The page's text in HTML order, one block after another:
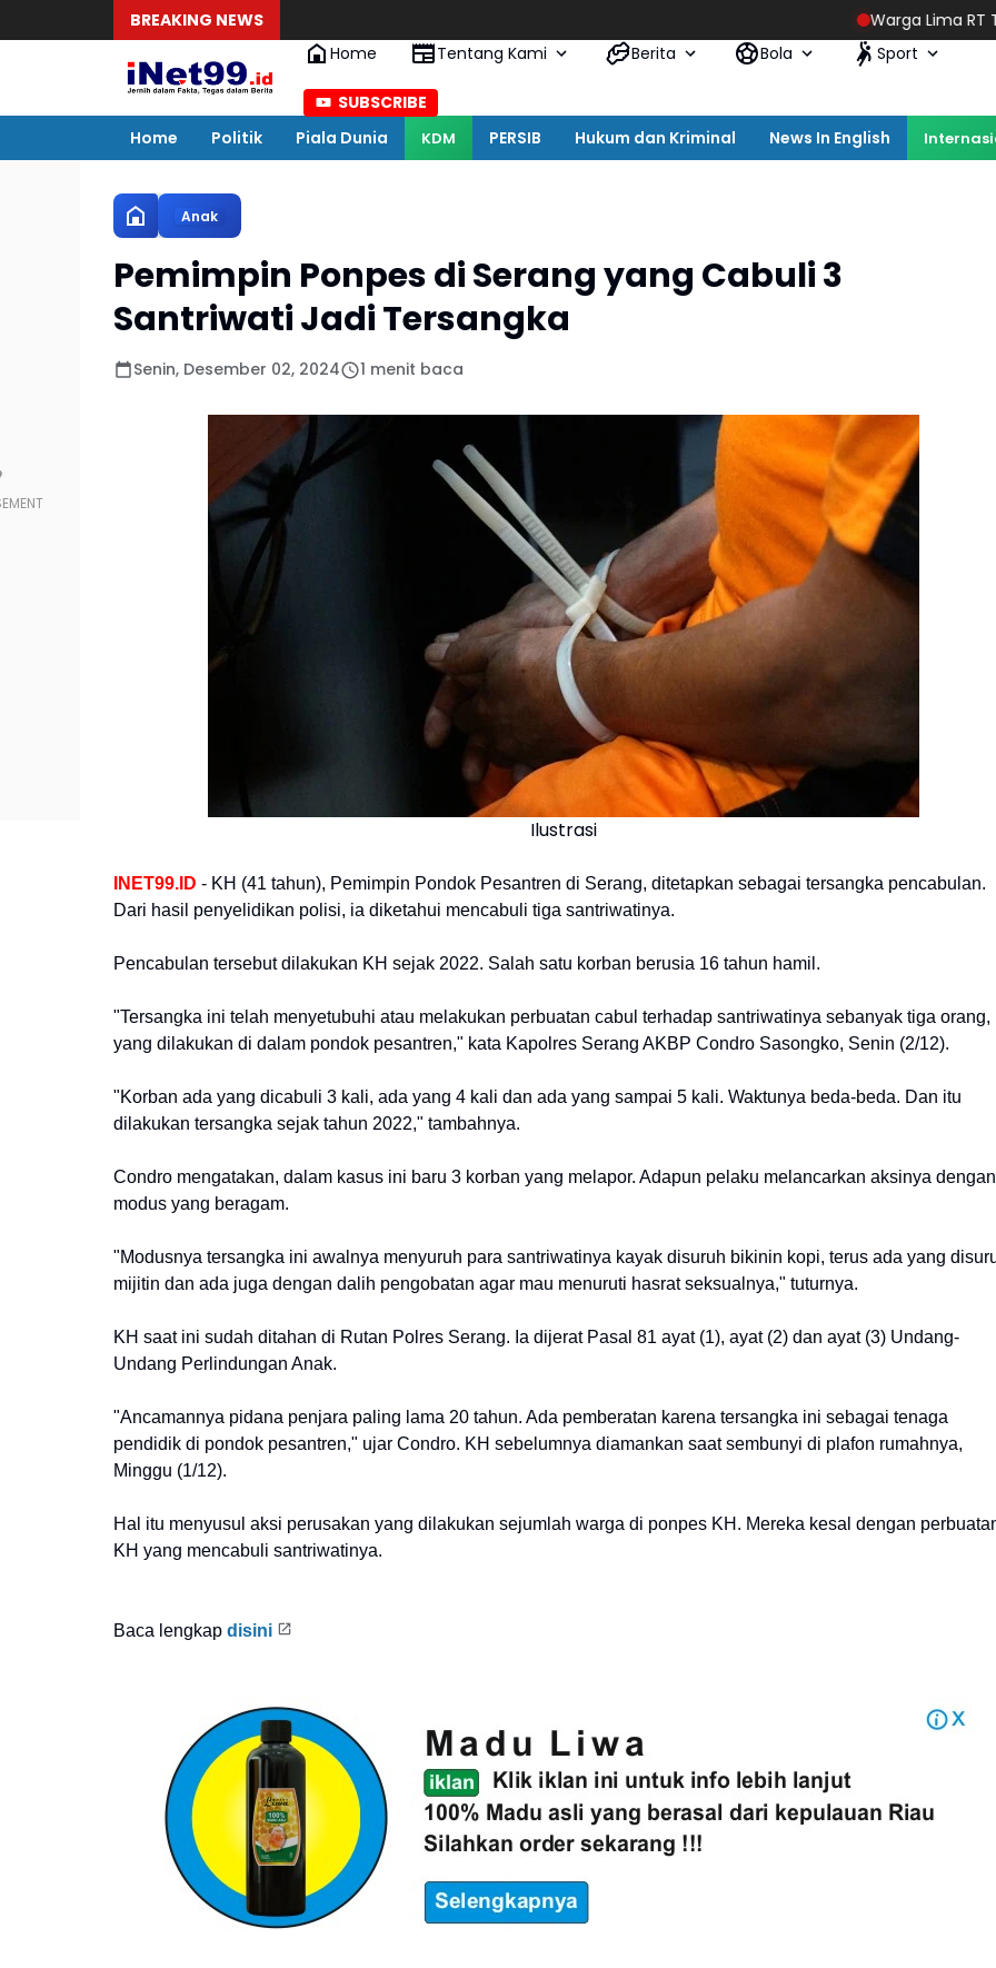
BREAKING NEWS Warga Lima RT Tentukan
Home
Tentang Kami Berita Bola Sport
SUBSCRIBE
Home
Politik Piala Dunia KDM PERSIB Hukum dan Kriminal News In English
Anak
Pemimpin Ponpes di Serang yang Cabuli 3
Santriwati Jadi Tersangka
Senin, Desember 02, 2024 1 menit baca
Ilustrasi
INET99.ID - KH (41 tahun), Pemimpin Pondok Pesantren di Serang, ditetapkan sebagai tersangka pencabulan.
Dari hasil penyelidikan polisi, ia diketahui mencabuli tiga santriwatinya.
Pencabulan tersebut dilakukan KH sejak 2022. Salah satu korban berusia 16 tahun hamil.
"Tersangka ini telah menyetubuhi atau melakukan perbuatan cabul terhadap santriwatinya sebanyak tiga orang,
yang dilakukan di dalam pondok pesantren," kata Kapolres Serang AKBP Condro Sasongko, Senin (2/12).
"Korban ada yang dicabuli 3 kali, ada yang 4 kali dan ada yang sampai 5 kali. Waktunya beda-beda. Dan itu
dilakukan tersangka sejak tahun 2022," tambahnya.
Condro mengatakan, dalam kasus ini baru 3 korban yang melapor. Adapun pelaku melancarkan aksinya dengan
modus yang beragam.
"Modusnya tersangka ini awalnya menyuruh para santriwatinya kayak disuruh bikinin kopi, terus ada yang
mijitin dan ada juga dengan dalih pengobatan agar mau menuruti hasrat seksualnya," tuturnya.
KH saat ini sudah ditahan di Rutan Polres Serang. Ia dijerat Pasal 81 ayat (1), ayat (2) dan ayat (3) Undang-
Undang Perlindungan Anak.
"Ancamannya pidana penjara paling lama 20 tahun. Ada pemberatan karena tersangka ini sebagai tenaga
pendidik di pondok pesantren," ujar Condro. KH sebelumnya diamankan saat sembunyi di plafon rumahnya,
Minggu (1/12).
Hal itu menyusul aksi perusakan yang dilakukan sejumlah warga di ponpes KH. Mereka kesal dengan
KH yang mencabuli santriwatinya.
Baca lengkap disini